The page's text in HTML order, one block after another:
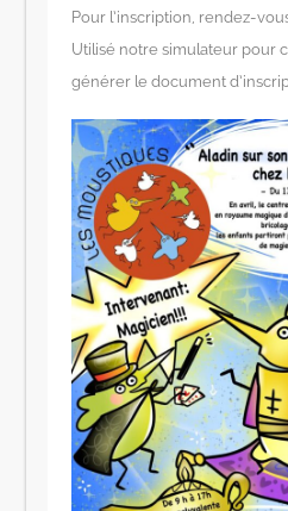
Pour l’inscription, rendez-
Utilisé notre simulateur pour
générer le document